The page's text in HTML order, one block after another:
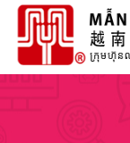
Skip
content